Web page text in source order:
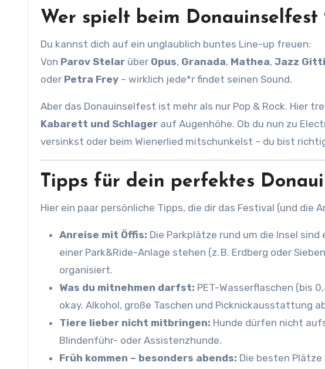
Wer spielt beim Donauinselfest
Du kannst dich auf ein unglaublich buntes Line-up freuen:
Von Parov Stelar über Opus, Granada, Mathea, Jazz Gitti
oder Petra Frey – wirklich jede*r findet seinen Sound.
Aber das Donauinselfest ist mehr als nur Pop & Rock. Hier
Kabarett und Schlager auf Augenhöhe. Ob du nun zu
versinkst oder beim Wienerlied mitschunkelst – du bist
Tipps für dein perfektes
Hier ein paar persönliche Tipps, die dir das Festival (und die
Anreise mit Öffis: Die Parkplätze rund um die Insel
einer Park&Ride-Anlage stehen (z. B. Erdberg oder
organisiert.
Was du mitnehmen darfst: PET-Wasserflaschen (bis
okay. Alkohol, große Taschen und Picknickausstattung
Tiere lieber nicht mitbringen: Hunde dürfen nicht
Blindenführ- oder Assistenzhunde.
Früh kommen – besonders abends: Die besten Plätze